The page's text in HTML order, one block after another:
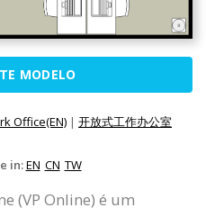
MODELO
Office(EN) | 开放式工作办公室
in:EN CN TW
(VP Online) é um